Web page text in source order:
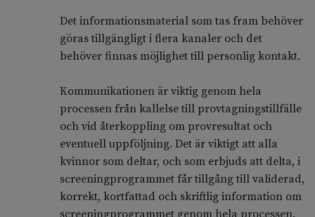
Det informationsmaterial som tas fram behöver
göras tillgängligt i flera kanaler och det
behöver finnas möjlighet till personlig kontakt.
Kommunikationen är viktig genom hela
processen från kallelse till provtagningstillfälle
och vid återkoppling om provresultat och
eventuell uppföljning. Det är viktigt att alla
kvinnor som deltar, och som erbjuds att delta, i
screeningprogrammet får tillgång till validerad,
korrekt, kortfattad och skriftlig information om